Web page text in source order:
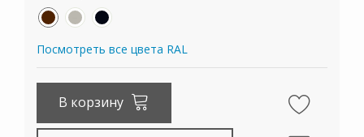
Посмотреть все цвета RAL
В корзину